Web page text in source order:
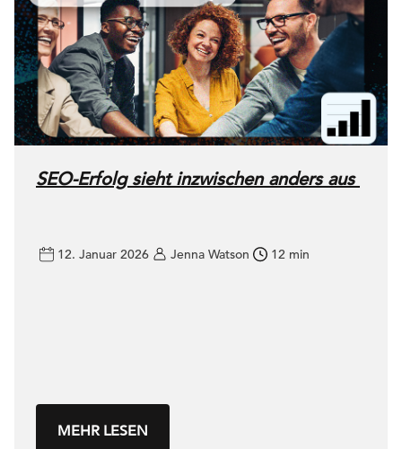
SEO-Erfolg sieht inzwischen anders aus
12. Januar 2026 Jenna Watson 12 min
MEHR LESEN